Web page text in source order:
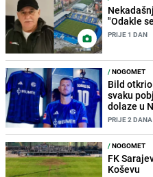
"Odakle
PRIJE 1 DAN
/NOGOMET
Bild
svaku
dolaze u
PRIJE 2 DANA
/NOGOMET
FK
Koševu